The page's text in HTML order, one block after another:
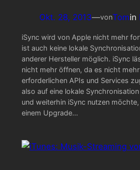
Okt. 28, 2013—vonTomin
iSync wird von Apple nicht mehr
ist auch keine lokale
anderer Hersteller möglich. iSync
nicht mehr öffnen, da es nicht
erforderlichen APIs und Services
also auf eine lokale
und weiterhin iSync nutzen
einem Upgrade…